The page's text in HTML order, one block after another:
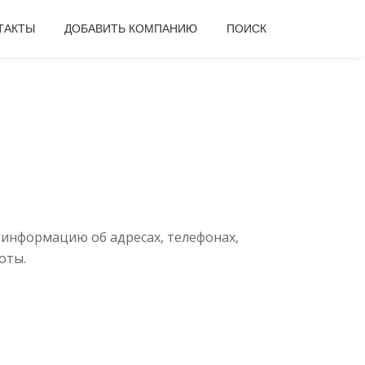
ДОБАВИТЬ КОМПАНИЮ ПОИСК
об адресах, телефонах,